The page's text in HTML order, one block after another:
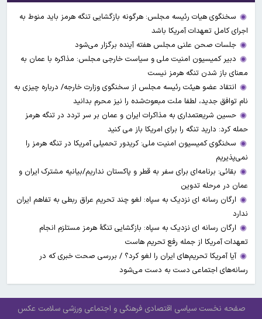
سخنگوی هیات رئیسه مجلس: هرگونه بازگشایی تنگه هرمز باید منوط به
اجرای کامل تعهدات آمریکا باشد
جلسات صحن علنی مجلس هفته آینده برگزار می‌شود
دبیر کمیسیون امنیت ملی و سیاست خارجی مجلس: مذاکره با عمان به
معنای باز شدن تنگه هرمز نیست
انتقاد عضو هیئت رئیسه مجلس از سخنگوی وزارت خارجه/ درباره چیزی به
نام توافق جدید، لطفا ملت مبعوث‌شده را نیز محرم بدانید
حسین شریعتمداری به مذاکرات ایران و عمان بر سر تردد در تنگه هرمز
حمله کرد: دارید تنگه را برای امریکا باز می کنید
سخنگوی کمیسیون امنیت ملی: کریدور تحمیلی آمریکا در تنگه هرمز را
نمی‌پذیریم
بقائی: برنامه‌ای برای سفر به قطر و پاکستان نداریم/بیانیه مشترک ایران و
عمان در مرحله تدوین
ارگان رسانه ای نزدیک به سپاه: لغو چند تحریم عراق ربطی به تفاهم ایران
ندارد
ارگان رسانه ای نزدیک به سپاه: بازگشایی تنگۀ هرمز مستلزم انجام
تعهدات آمریکا از جمله رفع تحریم هاست
آیا آمریکا تحریم‌های ایران را لغو کرد؟ / بررسی صحت خبری که در
رسانه‌های اجتماعی دست به دست می‌شود
صفحه نخست سیاسی اقتصادی فرهنگی و اجتماعی ورزشی سلامت عکس